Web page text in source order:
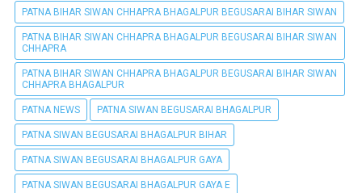
PATNA BIHAR SIWAN CHHAPRA BHAGALPUR BEGUSARAI BIHAR SIWAN
PATNA BIHAR SIWAN CHHAPRA BHAGALPUR BEGUSARAI BIHAR SIWAN
CHHAPRA
PATNA BIHAR SIWAN CHHAPRA BHAGALPUR BEGUSARAI BIHAR SIWAN
CHHAPRA BHAGALPUR
PATNA NEWS PATNA SIWAN BEGUSARAI BHAGALPUR
PATNA SIWAN BEGUSARAI BHAGALPUR BIHAR
PATNA SIWAN BEGUSARAI BHAGALPUR GAYA
PATNA SIWAN BEGUSARAI BHAGALPUR GAYA E